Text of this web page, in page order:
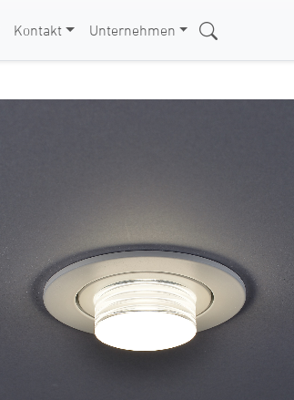
Kontakt Unternehmen